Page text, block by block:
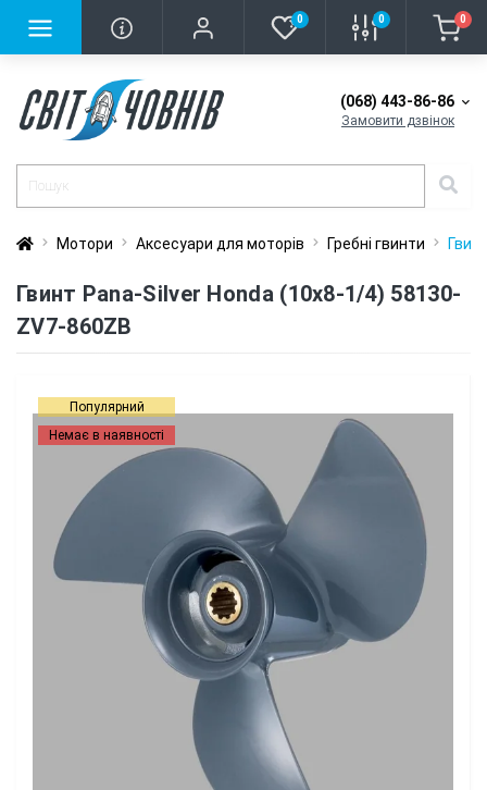
0 0 0
(068) 443-86-86
Замовити дзвінок
Мотори Аксесуари для моторів Гребні гвинти
Гвинт Pana-Silver Honda (10x8-1/4) 58130-
ZV7-860ZB
Популярний
Немає в наявності